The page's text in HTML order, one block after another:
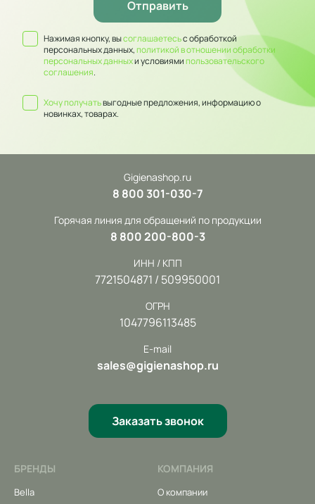
Нажимая кнопку, высоглашаетесьс обработкой
персональных данных,политикой в отношении обработки
персональных данныхи условиямипользовательского
соглашения.
Хочу получатьвыгодные предложения, информацию о
новинках, товарах.
Gigienashop.ru
8 800 301-030-7
Горячая линия для обращений по продукции
8 800 200-800-3
ИНН / КПП
7721504871 / 509950001
ОГРН
1047796113485
E-mail
sales@gigienashop.ru
Заказать звонок
БРЕНДЫ
Bella
КОМПАНИЯ
О компании